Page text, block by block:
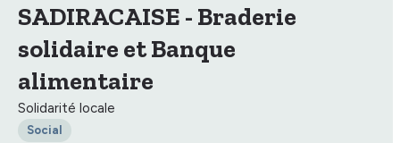
SADIRACAISE - Braderie
solidaire et Banque
alimentaire
Solidarité locale
Social